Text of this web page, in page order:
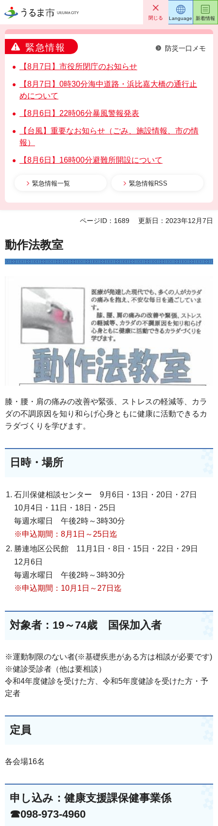
うるま市 閉じる
緊急情報 防災一口メモ
【8月7日】市役所閉庁のお知らせ
【8月7日】0時30分海中道路・浜比嘉大橋の通行止
めについて
【8月6日】22時06分暴風警報発表
【台風】重要なお知らせ（ごみ、施設情報、市の情
報）
【8月6日】16時00分避難所開設について
緊急情報一覧 緊急情報RSS
Language 新着情報
ページID：1689 更新日：2023年12月7日
動作法教室
膝・腰・肩の痛みの改善や緊張、ストレスの軽減等、カラ
ダの不調原因を知り和らげ心身ともに健康に活動できるカ
ラダづくりを学びます。
日時・場所
石川保健相談センター 9月6日・13日・20日・27日
10月4日・11日・18日・25日
毎週水曜日 午後2時～3時30分
※申込期間：8月1日～25日迄
勝連地区公民館 11月1日・8日・15日・22日・29日
12月6日
毎週水曜日 午後2時～3時30分
※申込期間：10月1日～27日迄
対象者：19～74歳 国保加入者
※運動制限のない者(※基礎疾患がある方は相談が必要です)
※健診受診者（他は要相談）
令和4年度健診を受けた方、令和5年度健診を受けた方・予
定者
定員
各会場16名
申し込み：健康支援課保健事業係
☎098-973-4960